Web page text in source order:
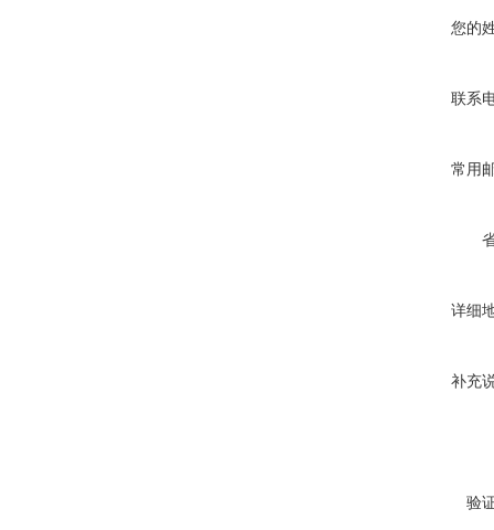
您的
联系
常用
详细
补充
验